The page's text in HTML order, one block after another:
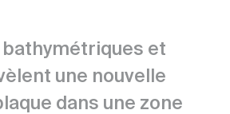
bathymétriques et
une nouvelle
dans une zone